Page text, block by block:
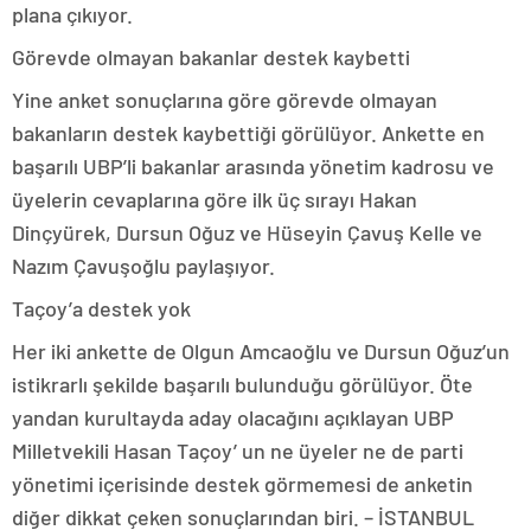
plana çıkıyor.
Görevde olmayan bakanlar destek kaybetti
Yine anket sonuçlarına göre görevde olmayan
bakanların destek kaybettiği görülüyor. Ankette en
başarılı UBP’li bakanlar arasında yönetim kadrosu ve
üyelerin cevaplarına göre ilk üç sırayı Hakan
Dinçyürek, Dursun Oğuz ve Hüseyin Çavuş Kelle ve
Nazım Çavuşoğlu paylaşıyor.
Taçoy’a destek yok
Her iki ankette de Olgun Amcaoğlu ve Dursun Oğuz’un
istikrarlı şekilde başarılı bulunduğu görülüyor. Öte
yandan kurultayda aday olacağını açıklayan UBP
Milletvekili Hasan Taçoy’ un ne üyeler ne de parti
yönetimi içerisinde destek görmemesi de anketin
diğer dikkat çeken sonuçlarından biri. – İSTANBUL